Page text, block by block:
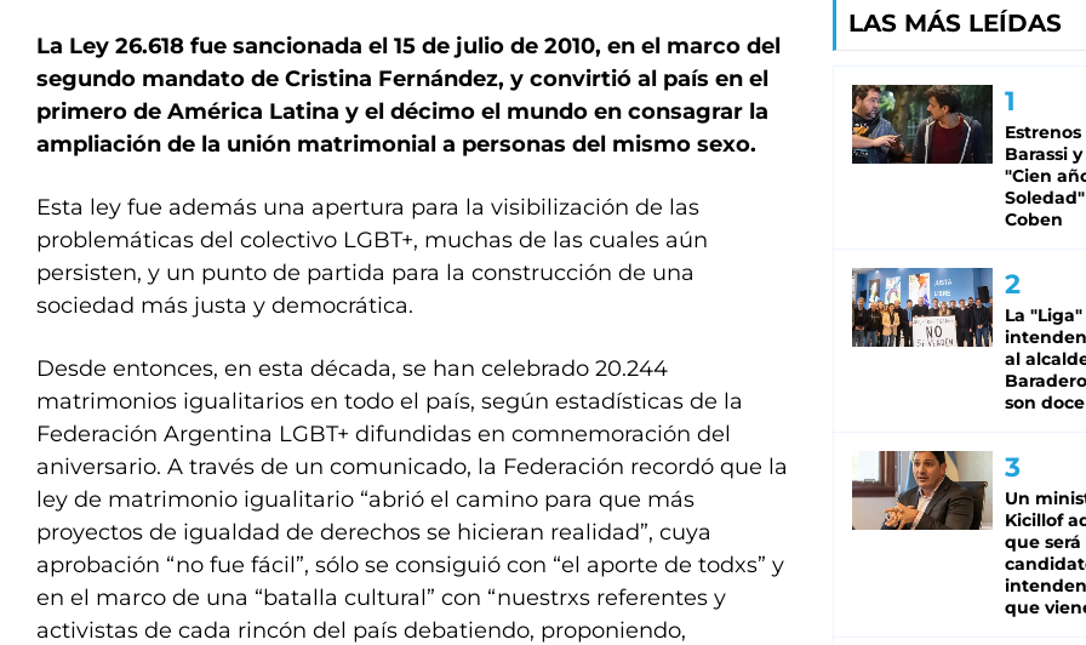
La Ley 26.618 fue sancionada el 15 de julio de 2010, en el marco del
segundo mandato de Cristina Fernández, y convirtió al país en el
primero de América Latina y el décimo el mundo en consagrar la
ampliación de la unión matrimonial a personas del mismo sexo.
Esta ley fue además una apertura para la visibilización de las
problemáticas del colectivo LGBT+, muchas de las cuales aún
persisten, y un punto de partida para la construcción de una
sociedad más justa y democrática.
Desde entonces, en esta década, se han celebrado 20.244
matrimonios igualitarios en todo el país, según estadísticas de la
Federación Argentina LGBT+ difundidas en comnemoración del
aniversario. A través de un comunicado, la Federación recordó que la
ley de matrimonio igualitario “abrió el camino para que más
proyectos de igualdad de derechos se hicieran realidad”, cuya
aprobación “no fue fácil”, sólo se consiguió con “el aporte de todxs” y
en el marco de una “batalla cultural” con “nuestrxs referentes y
activistas de cada rincón del país debatiendo, proponiendo,
LAS MÁS LEÍDAS
Estrenos
Barassi
"Cien
Coben
La
al
son doce
Un
Kicillof
que será
que